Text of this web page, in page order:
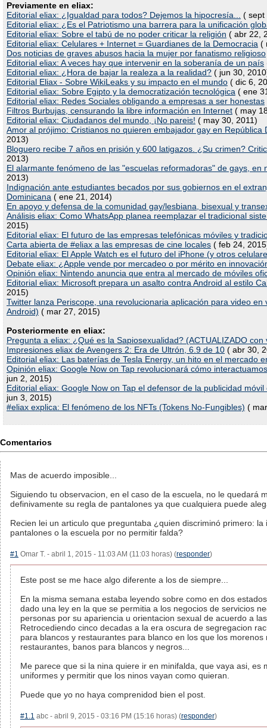
Previamente en eliax:
Editorial eliax: ¿Igualdad para todos? Dejemos la hipocresía...
( sept
Editorial eliax: ¿Es el Patriotismo una barrera para la unificación
Editorial eliax: Sobre el tabú de no poder criticar la religión ( abr 22,
Editorial eliax: Celulares + Internet = Guardianes de la Democracia (
Dos noticias de graves abusos hacia la mujer por fanatismo religioso
Editorial eliax: A veces hay que intervenir en la soberanía de un país
Editorial eliax: ¿Hora de bajar la realeza a la realidad? ( jun 30,
Editorial Eliax - Sobre WikiLeaks y su impacto en el mundo ( dic 6,
Editorial eliax: Sobre Egipto y la democratización tecnológica ( ene
Editorial eliax: Redes Sociales obligando a empresas a ser honestas
Filtros Burbujas, censurando la libre información en Internet ( may
Editorial eliax: Ciudadanos del mundo, ¡No pareis! ( may 30, 2011)
Amor al prójimo: Cristianos no quieren embajador gay en República
2013)
Bloguero recibe 7 años en prisión y 600 latigazos. ¿Su crimen?
2013)
El alarmante fenómeno de las "escuelas reformadoras" de gays, en
2013)
Indignación ante estudiantes becados por sus gobiernos en el
Dominicana ( ene 21, 2014)
En apoyo y defensa de la comunidad gay/lesbiana, bisexual y
Análisis eliax: Como WhatsApp planea reemplazar el tradicional
2015)
Editorial eliax: El futuro de las empresas telefónicas móviles y
Carta abierta de #eliax a las empresas de cine locales ( feb 24,
Editorial eliax: El Apple Watch es el futuro del iPhone (y otros
Debate eliax: ¿Apple vende por mercadeo o por mérito en
Opinión eliax: Nintendo anuncia que entra al mercado de móviles
Editorial eliax: Microsoft prepara un asalto contra Android al estilo
2015)
Twitter lanza Periscope, una revolucionaria aplicación para video en
Android) ( mar 27, 2015)
Posteriormente en eliax:
Pregunta a eliax: ¿Qué es la Sapiosexualidad? (ACTUALIZADO con
Impresiones eliax de Avengers 2: Era de Ultrón, 6.9 de 10 ( abr 30,
Editorial eliax: Las baterías de Tesla Energy, un hito en el mercado
Opinión eliax: Google Now on Tap revolucionará cómo
jun 2, 2015)
Editorial eliax: Google Now on Tap el defensor de la publicidad
jun 3, 2015)
#eliax explica: El fenómeno de los NFTs (Tokens No-Fungibles) (
Comentarios
Mas de acuerdo imposible...
Siguiendo tu observacion, en el caso de la escuela, no le quedará
definivamente su regla de pantalones ya que cualquiera puede
Recien lei un articulo que preguntaba ¿quien discriminó primero:
pantalones o la escuela por no permitir falda?
#1 Omar T. - abril 1, 2015 - 11:03 AM (11:03 horas) (responder)
Este post se me hace algo diferente a los de siempre...
En la misma semana estaba leyendo sobre como en dos
dado una ley en la que se permitia a los negocios de servicios
personas por su apariencia u orientacion sexual de acuerdo a
Retrocediendo cinco decadas a la era oscura de segregacion
para blancos y restaurantes para blanco en los que los morenos
restaurantes, banos para blancos y negros...
Me parece que si la nina quiere ir en minifalda, que vaya asi, es
uniformes y permitir que los ninos vayan como quieran.
Puede que yo no haya comprenidod bien el post.
#1.1 abc - abril 9, 2015 - 03:16 PM (15:16 horas) (responder)